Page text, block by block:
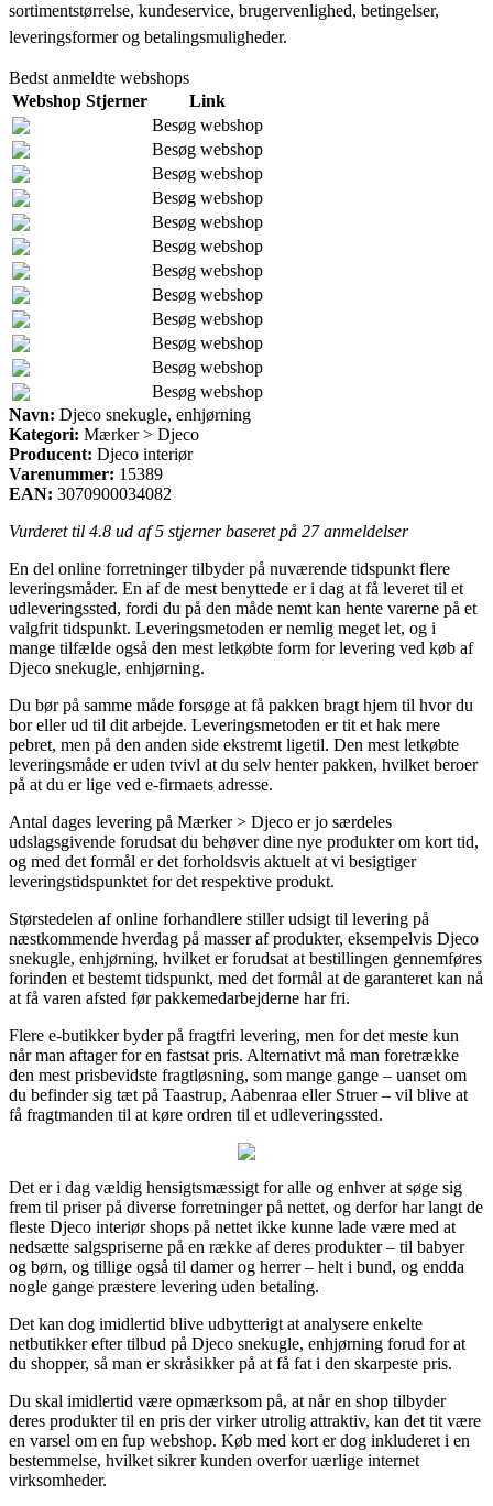
sortimentstørrelse, kundeservice, brugervenlighed, betingelser,
leveringsformer og betalingsmuligheder.
Bedst anmeldte webshops
Webshop Stjerner
Link
Besøg webshop
Besøg webshop
Besøg webshop
Besøg webshop
Besøg webshop
Besøg webshop
Besøg webshop
Besøg webshop
Besøg webshop
Besøg webshop
Besøg webshop
Besøg webshop
Navn: Djeco snekugle, enhjørning
Kategori: Mærker > Djeco
Producent: Djeco interiør
Varenummer: 15389
EAN: 3070900034082
Vurderet til 4.8 ud af 5 stjerner baseret på 27anmeldelser
En del online forretninger tilbyder på nuværende tidspunkt flere
leveringsmåder. En af de mest benyttede er i dag at få leveret til et
udleveringssted, fordi du på den måde nemt kan hente varerne på et
valgfrit tidspunkt. Leveringsmetoden er nemlig meget let, og i
mange tilfælde også den mest letkøbte form for levering ved køb af
Djeco snekugle, enhjørning.
Du bør på samme måde forsøge at få pakken bragt hjem til hvor du
bor eller ud til dit arbejde. Leveringsmetoden er tit et hak mere
pebret, men på den anden side ekstremt ligetil. Den mest letkøbte
leveringsmåde er uden tvivl at du selv henter pakken, hvilket beroer
på at du er lige ved e-firmaets adresse.
Antal dages levering på Mærker > Djeco er jo særdeles
udslagsgivende forudsat du behøver dine nye produkter om kort tid,
og med det formål er det forholdsvis aktuelt at vi besigtiger
leveringstidspunktet for det respektive produkt.
Størstedelen af online forhandlere stiller udsigt til levering på
næstkommende hverdag på masser af produkter, eksempelvis Djeco
snekugle, enhjørning, hvilket er forudsat at bestillingen gennemføres
forinden et bestemt tidspunkt, med det formål at de garanteret kan nå
at få varen afsted før pakkemedarbejderne har fri.
Flere e-butikker byder på fragtfri levering, men for det meste kun
når man aftager for en fastsat pris. Alternativt må man foretrække
den mest prisbevidste fragtløsning, som mange gange – uanset om
du befinder sig tæt på Taastrup, Aabenraa eller Struer – vil blive at
få fragtmanden til at køre ordren til et udleveringssted.
Det er i dag vældig hensigtsmæssigt for alle og enhver at søge sig
frem til priser på diverse forretninger på nettet, og derfor har langt de
fleste Djeco interiør shops på nettet ikke kunne lade være med at
nedsætte salgspriserne på en række af deres produkter – til babyer
og børn, og tillige også til damer og herrer – helt i bund, og endda
nogle gange præstere levering uden betaling.
Det kan dog imidlertid blive udbytterigt at analysere enkelte
netbutikker efter tilbud på Djeco snekugle, enhjørning forud for at
du shopper, så man er skråsikker på at få fat i den skarpeste pris.
Du skal imidlertid være opmærksom på, at når en shop tilbyder
deres produkter til en pris der virker utrolig attraktiv, kan det tit være
en varsel om en fup webshop. Køb med kort er dog inkluderet i en
bestemmelse, hvilket sikrer kunden overfor uærlige internet
virksomheder.